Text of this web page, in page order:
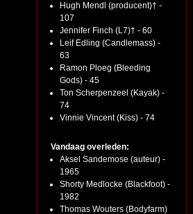
Hugh Mendl (producent)† -
107
Jennifer Finch (L7)† - 60
Leif Edling (Candlemass) -
63
Ramon Ploeg (Bleeding
Gods) - 45
Ton Scherpenzeel (Kayak) -
74
Vinnie Vincent (Kiss) - 74
Vandaag overleden:
Aksel Sandemose (auteur) -
1965
Shorty Medlocke (Blackfoot) -
1982
Thomas Wouters (Bodyfarm)